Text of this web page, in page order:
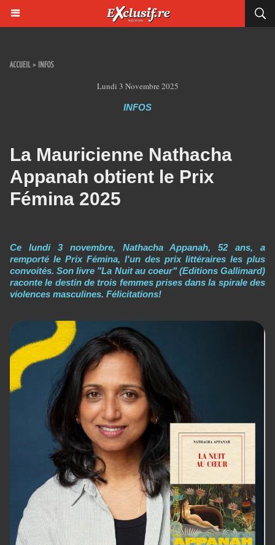
ACCUEIL > INFOS
Lundi 3 Novembre 2025
INFOS
La Mauricienne Nathacha
Appanah obtient le Prix
Fémina 2025
Ce lundi 3 novembre, Nathacha Appanah, 52 ans, a
remporté le Prix Fémina, l'un des prix littéraires les plus
convoités. Son livre "La Nuit au coeur" (Editions Gallimard)
raconte le destin de trois femmes prises dans la spirale des
violences masculines. Félicitations!